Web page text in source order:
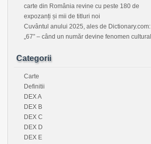
carte din România revine cu peste 180 de
expozanți și mii de titluri noi
Cuvântul anului 2025, ales de Dictionary.com:
„67” – când un număr devine fenomen cultural
Categorii
Carte
Definitii
DEX A
DEX B
DEX C
DEX D
DEX E